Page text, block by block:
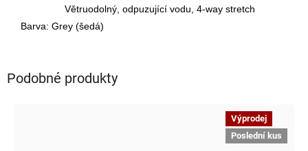
Větruodolný, odpuzující vodu, 4-way stretch
Barva: Grey (šedá)
Podobné produkty
Výprodej
Poslední kus